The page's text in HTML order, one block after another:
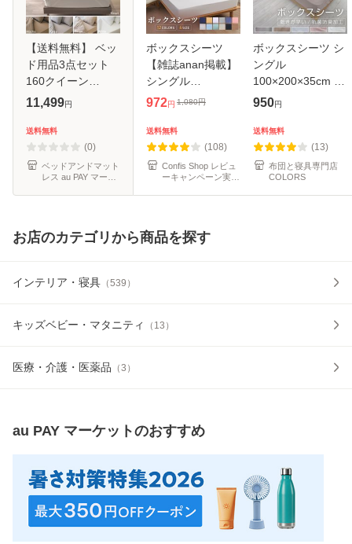
【送料無料】 ベッ
ド用品3点セット
160クイーン
GBB3 キナリ モカ
11,499円
送料無料
(0)
ベッドアンドマット
レス au PAY マーケ
ボックスシーツ
【雑誌anan掲載】
シングル
(100×200cm) マッ
チスキン加工 抗菌
速乾 通気性 防ダニ
高級感 安眠 快眠
972円 1,080円
送料無料
(108)
Confis Shop レビュ
ーキャンペーン実施
ボックスシーツ シ
ングル
100×200×35cm 安
い シーツ ベッドシ
バー BOXシーツ
ピーチスキン オー
ルシーズン 新生活
950円
送料無料
(13)
布団と寝具専門店
COLORS
お店のカテゴリから商品を探す
インテリア・寝具 （539 ）
キッズベビー・マタニティ （ 13 ）
医療・介護・医薬品 （3 ）
au PAY マーケットのおすすめ